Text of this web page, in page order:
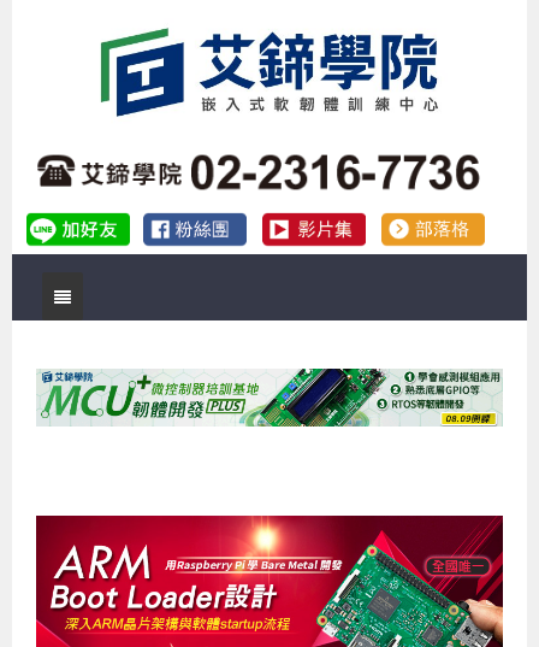
關於艾鍗
儲備講師計劃
師資介紹
開發板介紹
環境設備
課程說明會
政府補助職訓說明會
嵌入式Linux開發系列課程
[學程] 嵌入式Linux開發實務
Linux系統建置實務
MCU韌體設計系列課程
ARM MCU單晶片韌體開發
硬體/IC設計系列課程
熱門課程
讓 AI 成為你的數位同事
AI雲端原生與MLOps自動化實務
數位課程總覽
嵌入式Linux開發系列
補助專班
待業青年職訓課程(29歲以下)
Kubernetes工程師養成班
企業服務
企業教育訓練
研討活動